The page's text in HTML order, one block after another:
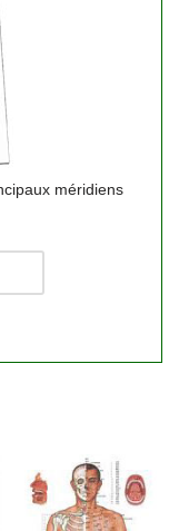
méridiens